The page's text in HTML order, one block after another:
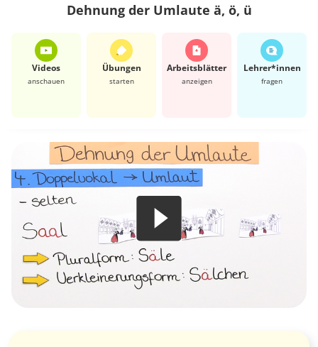
Dehnung der Umlaute ä, ö, ü
Videos
anschauen
Übungen
starten
Arbeits­blätter
anzeigen
Lehrer*​innen
fragen